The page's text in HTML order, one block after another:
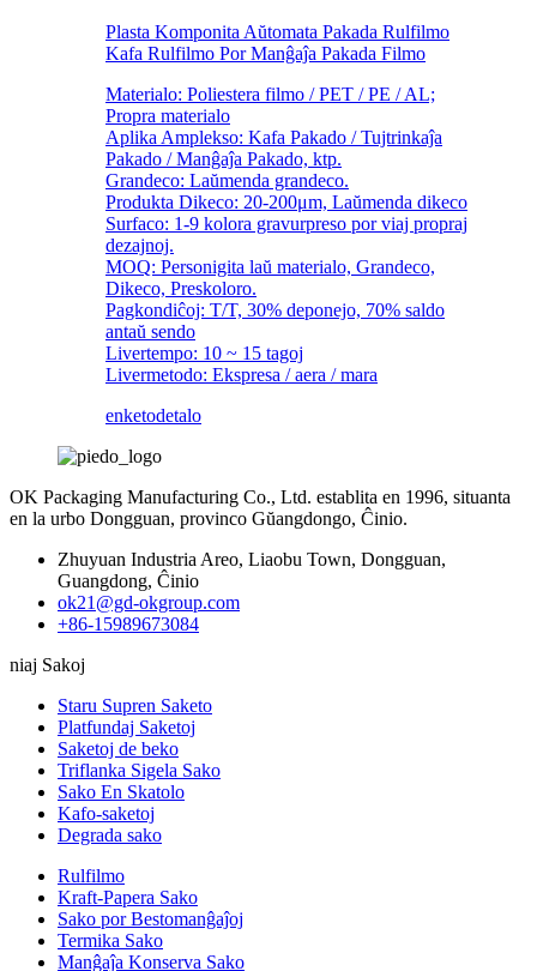
Plasta Komponita Aŭtomata Pakada Rulfilmo
Kafa Rulfilmo Por Manĝaĵa Pakada Filmo
Materialo: Poliestera filmo / PET / PE / AL;
Propra materialo
Aplika Amplekso: Kafa Pakado / Tujtrinkaĵa
Pakado / Manĝaĵa Pakado, ktp.
Grandeco: Laŭmenda grandeco.
Produkta Dikeco: 20-200μm, Laŭmenda dikeco
Surfaco: 1-9 kolora gravurpreso por viaj propraj
dezajnoj.
MOQ: Personigita laŭ materialo, Grandeco,
Dikeco, Preskoloro.
Pagkondiĉoj: T/T, 30% deponejo, 70% saldo
antaŭ sendo
Livertempo: 10 ~ 15 tagoj
Livermetodo: Ekspresa / aera / mara
enketodetalo
OK Packaging Manufacturing Co., Ltd. establita en 1996, situanta
en la urbo Dongguan, provinco Gŭangdongo, Ĉinio.
Zhuyuan Industria Areo, Liaobu Town, Dongguan,
Guangdong, Ĉinio
ok21@gd-okgroup.com
+86-15989673084
niaj Sakoj
Staru Supren Saketo
Platfundaj Saketoj
Saketoj de beko
Triflanka Sigela Sako
Sako En Skatolo
Kafo-saketoj
Degrada sako
Rulfilmo
Kraft-Papera Sako
Sako por Bestomanĝaĵoj
Termika Sako
Manĝaĵa Konserva Sako